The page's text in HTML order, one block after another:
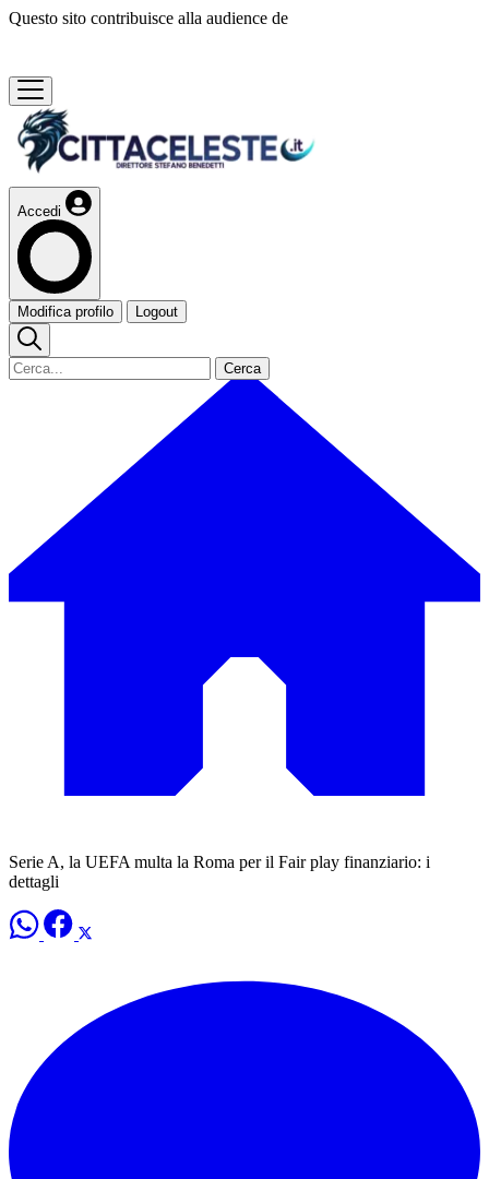
Questo sito contribuisce alla audience de
Accedi
Modifica profilo Logout
Cerca
Serie A, la UEFA multa la Roma per il Fair play finanziario: i
dettagli